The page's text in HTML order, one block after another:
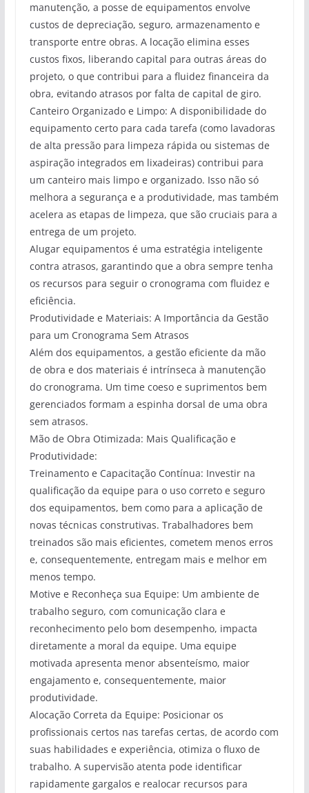
manutenção, a posse de equipamentos envolve
custos de depreciação, seguro, armazenamento e
transporte entre obras. A locação elimina esses
custos fixos, liberando capital para outras áreas do
projeto, o que contribui para a fluidez financeira da
obra, evitando atrasos por falta de capital de giro.
Canteiro Organizado e Limpo: A disponibilidade do
equipamento certo para cada tarefa (como lavadoras
de alta pressão para limpeza rápida ou sistemas de
aspiração integrados em lixadeiras) contribui para
um canteiro mais limpo e organizado. Isso não só
melhora a segurança e a produtividade, mas também
acelera as etapas de limpeza, que são cruciais para a
entrega de um projeto.
Alugar equipamentos é uma estratégia inteligente
contra atrasos, garantindo que a obra sempre tenha
os recursos para seguir o cronograma com fluidez e
eficiência.
Produtividade e Materiais: A Importância da Gestão
para um Cronograma Sem Atrasos
Além dos equipamentos, a gestão eficiente da mão
de obra e dos materiais é intrínseca à manutenção
do cronograma. Um time coeso e suprimentos bem
gerenciados formam a espinha dorsal de uma obra
sem atrasos.
Mão de Obra Otimizada: Mais Qualificação e
Produtividade:
Treinamento e Capacitação Contínua: Investir na
qualificação da equipe para o uso correto e seguro
dos equipamentos, bem como para a aplicação de
novas técnicas construtivas. Trabalhadores bem
treinados são mais eficientes, cometem menos erros
e, consequentemente, entregam mais e melhor em
menos tempo.
Motive e Reconheça sua Equipe: Um ambiente de
trabalho seguro, com comunicação clara e
reconhecimento pelo bom desempenho, impacta
diretamente a moral da equipe. Uma equipe
motivada apresenta menor absenteísmo, maior
engajamento e, consequentemente, maior
produtividade.
Alocação Correta da Equipe: Posicionar os
profissionais certos nas tarefas certas, de acordo com
suas habilidades e experiência, otimiza o fluxo de
trabalho. A supervisão atenta pode identificar
rapidamente gargalos e realocar recursos para